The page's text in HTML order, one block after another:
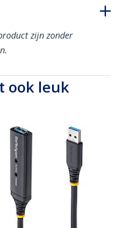
zijn zonder
ook leuk